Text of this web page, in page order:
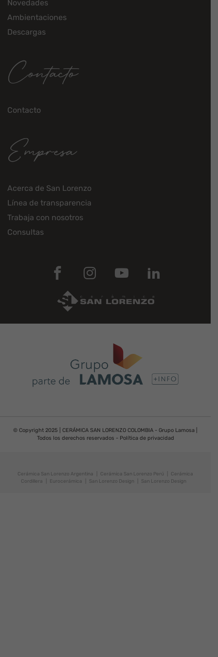
Novedades
Ambientaciones
Descargas
Contacto
Contacto
Empresa
Acerca de San Lorenzo
Línea de transparencia
Trabaja con nosotros
Consultas
© Copyright 2025 | CERÁMICA SAN LORENZO COLOMBIA - Grupo Lamosa |
Todos los derechos reservados -Política de privacidad
Cerámica San Lorenzo Argentina Cerámica San Lorenzo Perú
Cerámica
Cordillera
Eurocerámica San Lorenzo Design San Lorenzo Design